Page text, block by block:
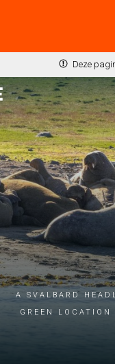
Deze
A Svalbard
green location